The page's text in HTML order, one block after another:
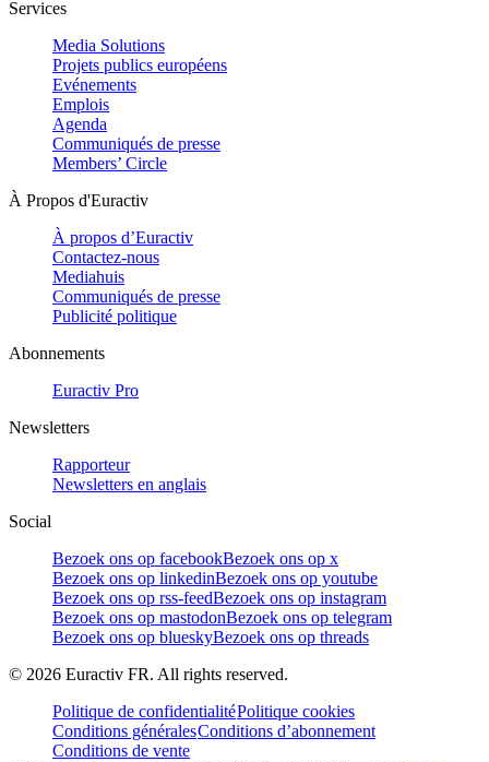
Services
Media Solutions
Projets publics européens
Evénements
Emplois
Agenda
Communiqués de presse
Members’ Circle
À Propos d'Euractiv
À propos d’Euractiv
Contactez-nous
Mediahuis
Communiqués de presse
Publicité politique
Abonnements
Euractiv Pro
Newsletters
Rapporteur
Newsletters en anglais
Social
Bezoek ons op facebookBezoek ons op x
Bezoek ons op linkedinBezoek ons op youtube
Bezoek ons op rss-feedBezoek ons op instagram
Bezoek ons op mastodonBezoek ons op telegram
Bezoek ons op blueskyBezoek ons op threads
© 2026 Euractiv FR. All rights reserved.
Politique de confidentialitéPolitique cookies
Conditions généralesConditions d’abonnement
Conditions de vente